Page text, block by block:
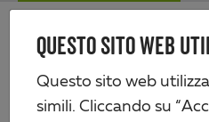
QUESTO SITO WEB
Questo sito web
simili. Cliccando su
Skip
content
Alberts
Prodotti
Tecnologia di recinzione
Recinzioni a sbarra doppia e cancelli
Palo di recinzione incl. linguetta di